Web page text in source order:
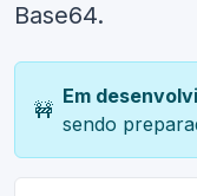
Base64.
🚧
Em
sendo